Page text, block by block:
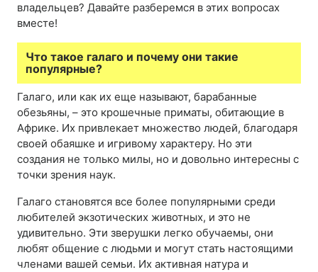
владельцев? Давайте разберемся в этих вопросах
вместе!
Что такое галаго и почему они такие
популярные?
Галаго, или как их еще называют, барабанные
обезьяны, – это крошечные приматы, обитающие в
Африке. Их привлекает множество людей, благодаря
своей обаяшке и игривому характеру. Но эти
создания не только милы, но и довольно интересны с
точки зрения наук.
Галаго становятся все более популярными среди
любителей экзотических животных, и это не
удивительно. Эти зверушки легко обучаемы, они
любят общение с людьми и могут стать настоящими
членами вашей семьи. Их активная натура и